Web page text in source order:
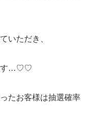
いただき、
す…♡♡
たお客様は抽選確率